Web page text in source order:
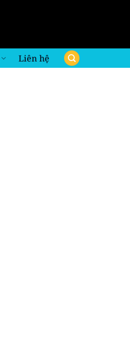
Liên hệ